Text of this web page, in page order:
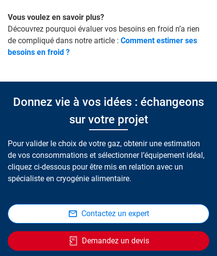
Vous voulez en savoir plus?
Découvrez pourquoi évaluer vos besoins en froid n’a rien
de compliqué dans notre article : Comment estimer ses
besoins en froid ?
Donnez vie à vos idées : échangeons
sur votre projet
Pour valider le choix de votre gaz, obtenir une estimation
de vos consommations et sélectionner l’équipement idéal,
cliquez ci-dessous pour être mis en relation avec un
spécialiste en cryogénie alimentaire.
Contactez un expert
Demandez un devis